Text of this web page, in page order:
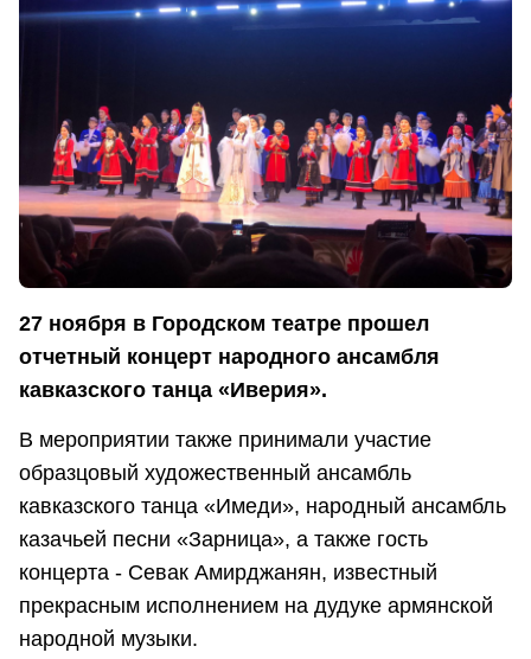
27 ноября в Городском театре прошел
отчетный концерт народного ансамбля
кавказского танца «Иверия».
В мероприятии также принимали участие
образцовый художественный ансамбль
кавказского танца «Имеди», народный ансамбль
казачьей песни «Зарница», а также гость
концерта - Севак Амирджанян, известный
прекрасным исполнением на дудуке армянской
народной музыки.